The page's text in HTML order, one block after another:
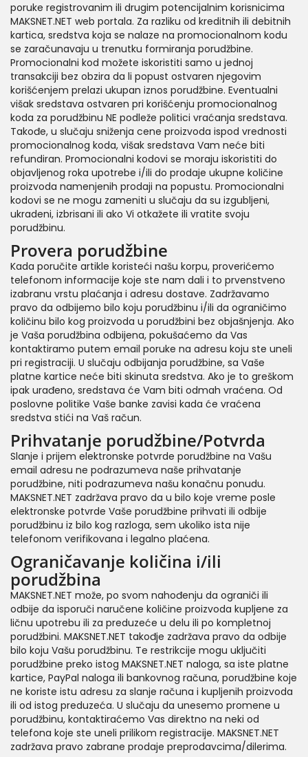
poruke registrovanim ili drugim potencijalnim korisnicima
MAKSNET.NET web portala. Za razliku od kreditnih ili debitnih
kartica, sredstva koja se nalaze na promocionalnom kodu
se zaračunavaju u trenutku formiranja porudžbine.
Promocionalni kod možete iskoristiti samo u jednoj
transakciji bez obzira da li popust ostvaren njegovim
korišćenjem prelazi ukupan iznos porudžbine. Eventualni
višak sredstava ostvaren pri korišćenju promocionalnog
koda za porudžbinu NE podleže politici vraćanja sredstava.
Takođe, u slučaju sniženja cene proizvoda ispod vrednosti
promocionalnog koda, višak sredstava Vam neće biti
refundiran. Promocionalni kodovi se moraju iskoristiti do
objavljenog roka upotrebe i/ili do prodaje ukupne količine
proizvoda namenjenih prodaji na popustu. Promocionalni
kodovi se ne mogu zameniti u slučaju da su izgubljeni,
ukradeni, izbrisani ili ako Vi otkažete ili vratite svoju
porudžbinu.
Provera porudžbine
Kada poručite artikle koristeći našu korpu, proverićemo
telefonom informacije koje ste nam dali i to prvenstveno
izabranu vrstu plaćanja i adresu dostave. Zadržavamo
pravo da odbijemo bilo koju porudžbinu i/ili da ograničimo
količinu bilo kog proizvoda u porudžbini bez objašnjenja. Ako
je Vaša porudžbina odbijena, pokušaćemo da Vas
kontaktiramo putem email poruke na adresu koju ste uneli
pri registraciji. U slučaju odbijanja porudžbine, sa Vaše
platne kartice neće biti skinuta sredstva. Ako je to greškom
ipak urađeno, sredstava će Vam biti odmah vraćena. Od
poslovne politike Vaše banke zavisi kada će vraćena
sredstva stići na Vaš račun.
Prihvatanje porudžbine/Potvrda
Slanje i prijem elektronske potvrde porudžbine na Vašu
email adresu ne podrazumeva naše prihvatanje
porudžbine, niti podrazumeva našu konačnu ponudu.
MAKSNET.NET zadržava pravo da u bilo koje vreme posle
elektronske potvrde Vaše porudžbine prihvati ili odbije
porudžbinu iz bilo kog razloga, sem ukoliko ista nije
telefonom verifikovana i legalno plaćena.
Ograničavanje količina i/ili
porudžbina
MAKSNET.NET može, po svom nahođenju da ograniči ili
odbije da isporuči naručene količine proizvoda kupljene za
ličnu upotrebu ili za preduzeće u delu ili po kompletnoj
porudžbini. MAKSNET.NET takođje zadržava pravo da odbije
bilo koju Vašu porudžbinu. Te restrikcije mogu uključiti
porudžbine preko istog MAKSNET.NET naloga, sa iste platne
kartice, PayPal naloga ili bankovnog računa, porudžbine koje
ne koriste istu adresu za slanje računa i kupljenih proizvoda
ili od istog preduzeća. U slučaju da unesemo promene u
porudžbinu, kontaktiraćemo Vas direktno na neki od
telefona koje ste uneli prilikom registracije. MAKSNET.NET
zadržava pravo zabrane prodaje preprodavcima/dilerima.